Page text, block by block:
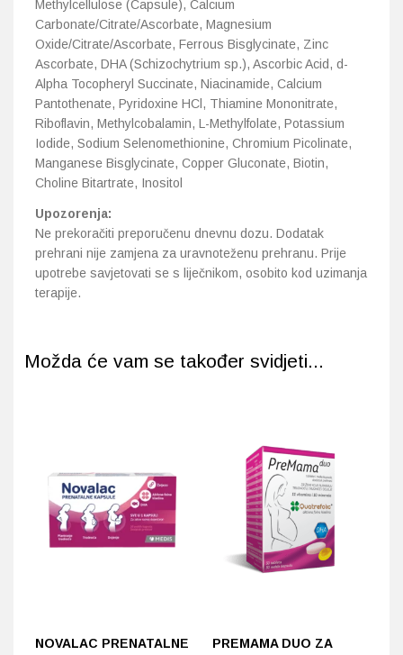
Methylcellulose (Capsule), Calcium
Carbonate/Citrate/Ascorbate, Magnesium
Oxide/Citrate/Ascorbate, Ferrous Bisglycinate, Zinc
Ascorbate, DHA (Schizochytrium sp.), Ascorbic Acid, d-
Alpha Tocopheryl Succinate, Niacinamide, Calcium
Pantothenate, Pyridoxine HCl, Thiamine Mononitrate,
Riboflavin, Methylcobalamin, L-Methylfolate, Potassium
Iodide, Sodium Selenomethionine, Chromium Picolinate,
Manganese Bisglycinate, Copper Gluconate, Biotin,
Choline Bitartrate, Inositol
Upozorenja:
Ne prekoračiti preporučenu dnevnu dozu. Dodatak
prehrani nije zamjena za uravnoteženu prehranu. Prije
upotrebe savjetovati se s liječnikom, osobito kod uzimanja
terapije.
Možda će vam se također svidjeti...
NOVALAC PRENATALNE
PREMAMA DUO ZA